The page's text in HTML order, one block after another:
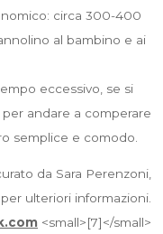
circa 300-400
al bambino e ai
eccessivo, se si
andare a comperare
semplice e comodo.
da Sara Perenzoni,
ulteriori informazioni.
<small>[7]</small>